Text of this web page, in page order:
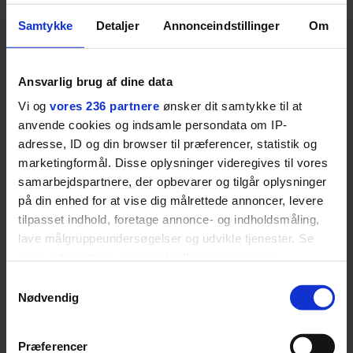
Samtykke Detaljer Annonceindstillinger Om
Ansvarlig brug af dine data
Vi og vores 236 partnere ønsker dit samtykke til at
anvende cookies og indsamle persondata om IP-
adresse, ID og din browser til præferencer, statistik og
marketingformål. Disse oplysninger videregives til vores
samarbejdspartnere, der opbevarer og tilgår oplysninger
på din enhed for at vise dig målrettede annoncer, levere
tilpasset indhold, foretage annonce- og indholdsmåling,
lave målgruppeundersøgelser og udvikle tjenester. Se
tilbage eller ændre indstillinger fra vores
"Cookiedeklaration", eller ved at trykke på "Privacy
Nødvendig
Præferencer
PODCAST
Det er alt for nemt at
brokke sig: Nyt afsnit af
’Arbejdstitel’ handler
om alt det, der gør
verden lidt sjovere og
hverdagen lidt lysere
GASTRO
Spis dig igennem
København: Her er de
bedste madmarkeder